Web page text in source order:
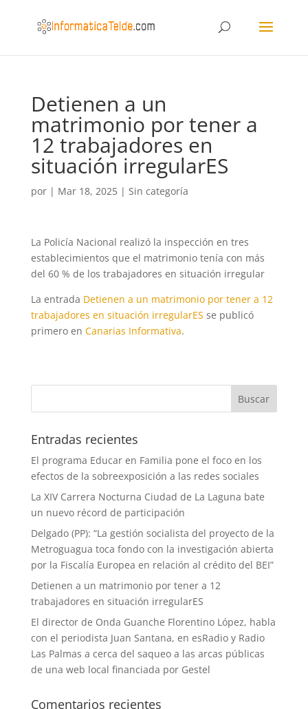
Detienen a un
matrimonio por tener a
12 trabajadores en
situación irregularES
por | Mar 18, 2025| Sin categoría
La Policía Nacional realizó la inspección en tres
establecimientos que el matrimonio tenía con más
del 60 % de los trabajadores en situación irregular
La entrada Detienen a un matrimonio por tener a 12
trabajadores en situación irregularES se publicó
primero en Canarias Informativa.
Entradas recientes
El programa Educar en Familia pone el foco en los
efectos de la sobreexposición a las redes sociales
La XIV Carrera Nocturna Ciudad de La Laguna bate
un nuevo récord de participación
Delgado (PP): “La gestión socialista del proyecto de la
Metroguagua toca fondo con la investigación abierta
por la Fiscalía Europea en relación al crédito del BEI”
Detienen a un matrimonio por tener a 12
trabajadores en situación irregularES
El director de Onda Guanche Florentino López, habla
con el periodista Juan Santana, en esRadio y Radio
Las Palmas a cerca del saqueo a las arcas públicas
de una web local financiada por Gestel
Comentarios recientes